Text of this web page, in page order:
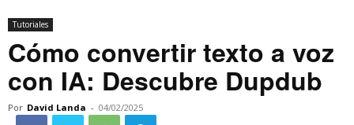
Tutoriales
Cómo convertir texto a voz
con IA: Descubre Dupdub
Por David Landa - 04/02/2025